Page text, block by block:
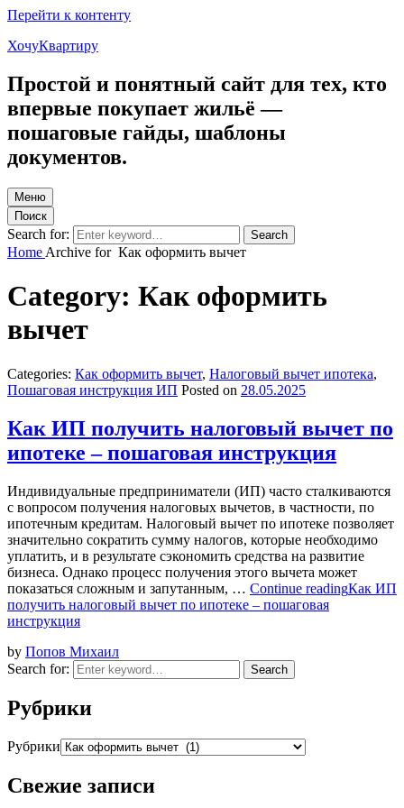
Перейти к контенту
ХочуКвартиру
Простой и понятный сайт для тех, кто
впервые покупает жильё —
пошаговые гайды, шаблоны
документов.
Меню
Поиск
Search for: Search
Home Archive for Как оформить вычет
Category: Как оформить
вычет
Categories: Как оформить вычет, Налоговый вычет ипотека,
Пошаговая инструкция ИП Posted on 28.05.2025
Как ИП получить налоговый вычет по
ипотеке – пошаговая инструкция
Индивидуальные предприниматели (ИП) часто сталкиваются
с вопросом получения налоговых вычетов, в частности, по
ипотечным кредитам. Налоговый вычет по ипотеке позволяет
значительно сократить сумму налогов, которые необходимо
уплатить, и в результате сэкономить средства на развитие
бизнеса. Однако процесс получения этого вычета может
показаться сложным и запутанным, … Continue readingКак ИП
получить налоговый вычет по ипотеке – пошаговая
инструкция
by Попов Михаил
Search for:
Search
Рубрики
Рубрики
Свежие записи